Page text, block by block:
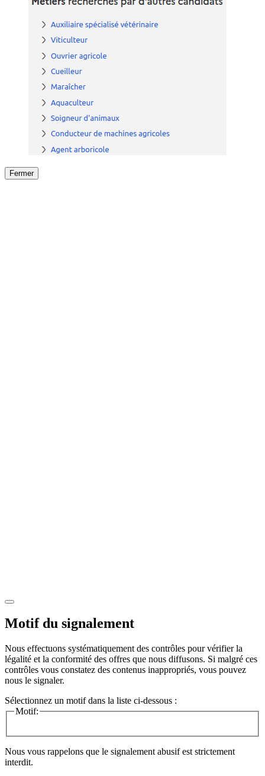
Fermer
Motif du signalement
Nous effectuons systématiquement des contrôles pour vérifier la
légalité et la conformité des offres que nous diffusons. Si malgré ces
contrôles vous constatez des contenus inappropriés, vous pouvez
nous le signaler.
Sélectionnez un motif dans la liste ci-dessous :
Motif:
Nous vous rappelons que le signalement abusif est strictement
interdit.